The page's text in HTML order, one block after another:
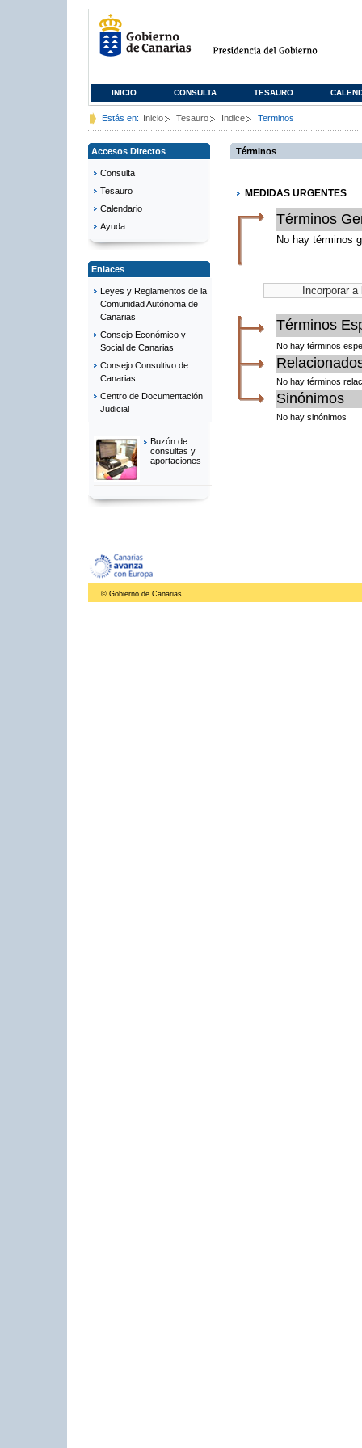
INICIO CONSULTA TESAURO
Estás en: Inicio Tesauro Indice Terminos
Accesos Directos
Consulta
Tesauro
Calendario
Ayuda
Enlaces
Leyes y Reglamentos de la
Comunidad Autónoma de
Canarias
Consejo Económico y
Social de Canarias
Consejo Consultivo de
Canarias
Centro de Documentación
Judicial
Buzón de
consultas y
aportaciones
Términos
MEDIDAS URGENTES
Términos
No hay términos
Términos
No hay términos
No hay términos
Sinónimos
No hay sinónimos
© Gobierno de Canarias